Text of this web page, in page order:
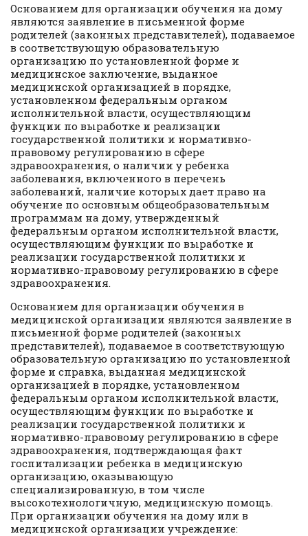
Основанием для организации обучения на дому
являются заявление в письменной форме
родителей (законных представителей), подаваемое
в соответствующую образовательную
организацию по установленной форме и
медицинское заключение, выданное
медицинской организацией в порядке,
установленном федеральным органом
исполнительной власти, осуществляющим
функции по выработке и реализации
государственной политики и нормативно-
правовому регулированию в сфере
здравоохранения, о наличии у ребенка
заболевания, включенного в перечень
заболеваний, наличие которых дает право на
обучение по основным общеобразовательным
программам на дому, утвержденный
федеральным органом исполнительной власти,
осуществляющим функции по выработке и
реализации государственной политики и
нормативно-правовому регулированию в сфере
здравоохранения.
Основанием для организации обучения в
медицинской организации являются заявление в
письменной форме родителей (законных
представителей), подаваемое в соответствующую
образовательную организацию по установленной
форме и справка, выданная медицинской
организацией в порядке, установленном
федеральным органом исполнительной власти,
осуществляющим функции по выработке и
реализации государственной политики и
нормативно-правовому регулированию в сфере
здравоохранения, подтверждающая факт
госпитализации ребенка в медицинскую
организацию, оказывающую
специализированную, в том числе
высокотехнологичную, медицинскую помощь.
При организации обучения на дому или в
медицинской организации учреждение: